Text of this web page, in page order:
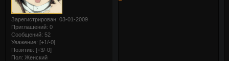
Зарегистрирован: 03-01-2009
Приглашений: 0
Сообщений: 52
Уважение: [+1/-0]
Позитив: [+3/-0]
Пол: Женский